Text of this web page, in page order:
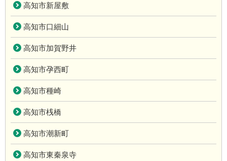
高知市新屋敷
高知市口細山
高知市加賀野井
高知市孕西町
高知市種崎
高知市桟橋
高知市潮新町
高知市東秦泉寺